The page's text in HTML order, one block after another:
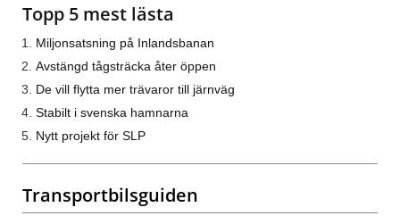
Topp 5 mest lästa
Miljonsatsning på Inlandsbanan
Avstängd tågsträcka åter öppen
De vill flytta mer trävaror till järnväg
Stabilt i svenska hamnarna
Nytt projekt för SLP
Transportbilsguiden